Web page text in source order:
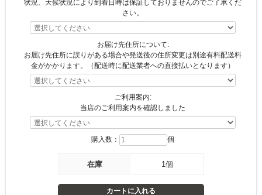
状況、天候状況により到着日時は保証しておりませんのでご了承くだ
さい。
お届け先住所について:
お届け先住所に誤りがある場合や発送後の住所変更は別途有料配送料
金がかかります。（配送時に配送業者への直接払いとなります）
ご利用案内:
当店のご利用案内を確認しました
購入数： 個
在庫 1個